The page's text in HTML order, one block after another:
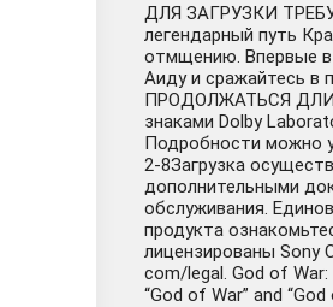
ДЛЯ ЗАГРУЗКИ
легендарный путь
отмщению. Впервые в
Аиду и сражайтесь
ПРОДОЛЖАТЬСЯ
знаками Dolby
Подробности можно
2-8Загрузка
дополнительными
обслуживания.
продукта
лицензированы Sony
com/legal. God of
“God of War” and